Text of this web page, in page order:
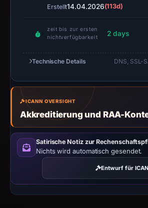
not
safety.
registrar
NameCheap,
Inc.,
address
82.24.19.240,
registration
date
Apr
14,
Erstellt14.04.2026(113d)
zeit bis zur ersten
nichtverfügbarkeit
2 days
Technische Details DNS, SSL-
ICANN OVERSIGHT
Akkreditierung und RAA-
Satirische Notiz zur
Nichts wird automatisch gesendet.
Entwurf für